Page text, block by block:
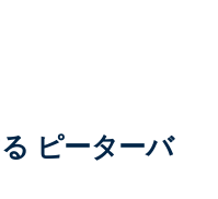
ピーターバ